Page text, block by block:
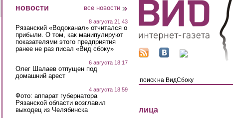
новости все новости
8 августа 21:43
Рязанский «Водоканал» отчитался о
прибыли. О том, как манипулируют
показателями этого предприятия
ранее не раз писал «Вид сбоку»
6 августа 18:17
Олег Шалаев отпущен под
домашний арест
4 августа 18:59
Фото: аппарат губернатора
Рязанской области возглавил
выходец из Челябинска
лица